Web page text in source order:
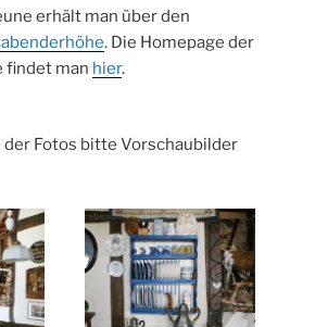
erhält man über den
. Die Homepage der
findet man hier.
Fotos bitte Vorschaubilder